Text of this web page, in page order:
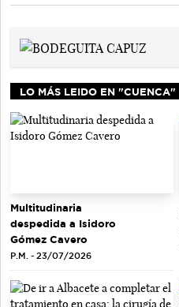
LO MÁS LEIDO EN "CUENCA"
Multitudinaria
despedida a Isidoro
Gómez Cavero
P.M. - 23/07/2026